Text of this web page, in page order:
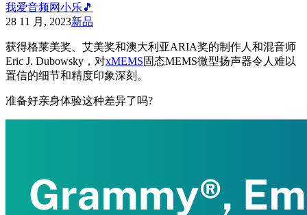
我爱音频网小乐🎵
28 11 月, 2023新品
获得格莱美奖、艾美奖和澳大利亚ARIA奖的制作人和混音师
Eric J. Dubowsky，对xMEMS固态MEMS微型扬声器令人难以
置信的细节和精度印象深刻。
准备好亲身体验这种差异了吗?